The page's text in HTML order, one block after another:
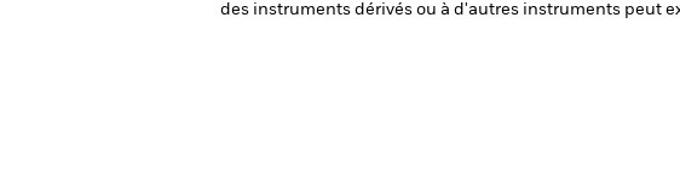
des instruments dérivés ou à d'autres instruments peut